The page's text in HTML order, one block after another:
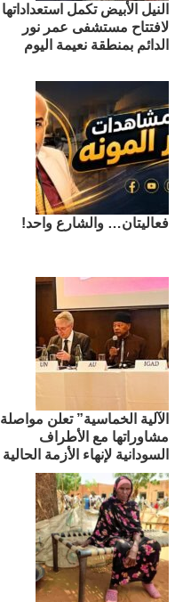
النيل الأبيض تكمل استعداداتها
لافتتاح مستشفى عمر نور
الدائم بمنطقة نعيمة اليوم
فعاليتان… والشارع واحد!
الآلية الخماسية” تعلن مواصلة
مشاوراتها مع الأطراف
السودانية لإنهاء الأزمة الحالية